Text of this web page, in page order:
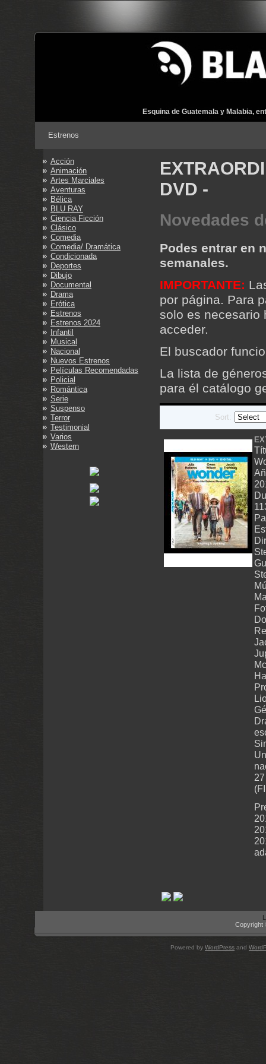
Esquina de Guatemala y Malabia,
Estrenos
Acción
Animación
Artes Marciales
Aventuras
Bélica
BLU RAY
Ciencia Ficción
Clásico
Comedia
Comedia/ Dramática
Condicionada
Deportes
Dibujo
Documental
Drama
Erótica
Estrenos
Estrenos 2024
Infantil
Musical
Nacional
Nuevos Estrenos
Películas Recomendadas
Policial
Romántica
Serie
Suspenso
Terror
Testimonial
Varios
Western
DVD -
Novedades
Podes entrar en
semanales.
IMPORTANTE:
por página. Para
solo es necesario
acceder.
El buscador
La lista de
para él catálogo
Sort:
Copyright
Powered by WordPress and